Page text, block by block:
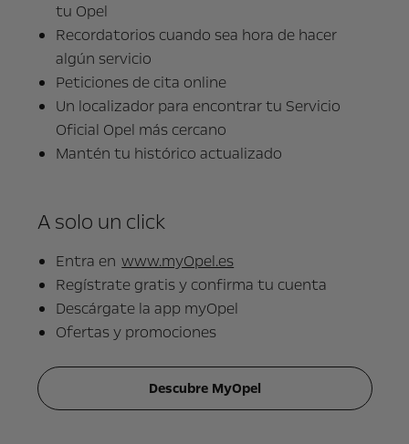
tu Opel
Recordatorios cuando sea hora de hacer
algún servicio
Peticiones de cita online
Un localizador para encontrar tu Servicio
Oficial Opel más cercano
Mantén tu histórico actualizado
A solo un click
Entra en www.myOpel.es
Regístrate gratis y confirma tu cuenta
Descárgate la app myOpel
Ofertas y promociones
Descubre MyOpel